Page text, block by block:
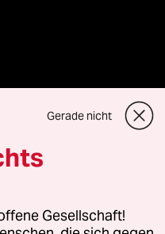
GmbH
oder für Genehmigungen
Gerade nicht
Gesellschaft!